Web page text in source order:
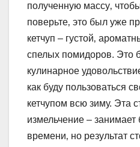
полученную массу‚
поверьте‚ это был уже
кетчуп – густой‚
спелых помидоров. Это
кулинарное
как буду пользоваться
кетчупом всю зиму. Эта
измельчение – занимает
времени‚ но результат